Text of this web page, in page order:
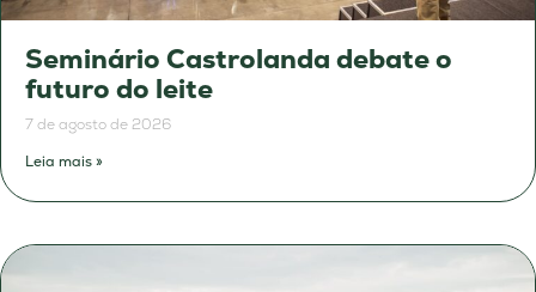
Seminário Castrolanda debate o
futuro do leite
7 de agosto de 2026
Leia mais »